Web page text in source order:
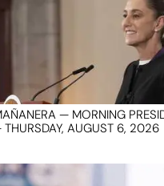
— MORNING
AUGUST 6, 2026